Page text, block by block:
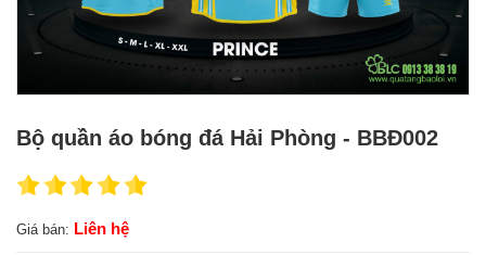
Bộ quần áo bóng đá Hải Phòng - BBĐ002
Giá bán: Liên hệ